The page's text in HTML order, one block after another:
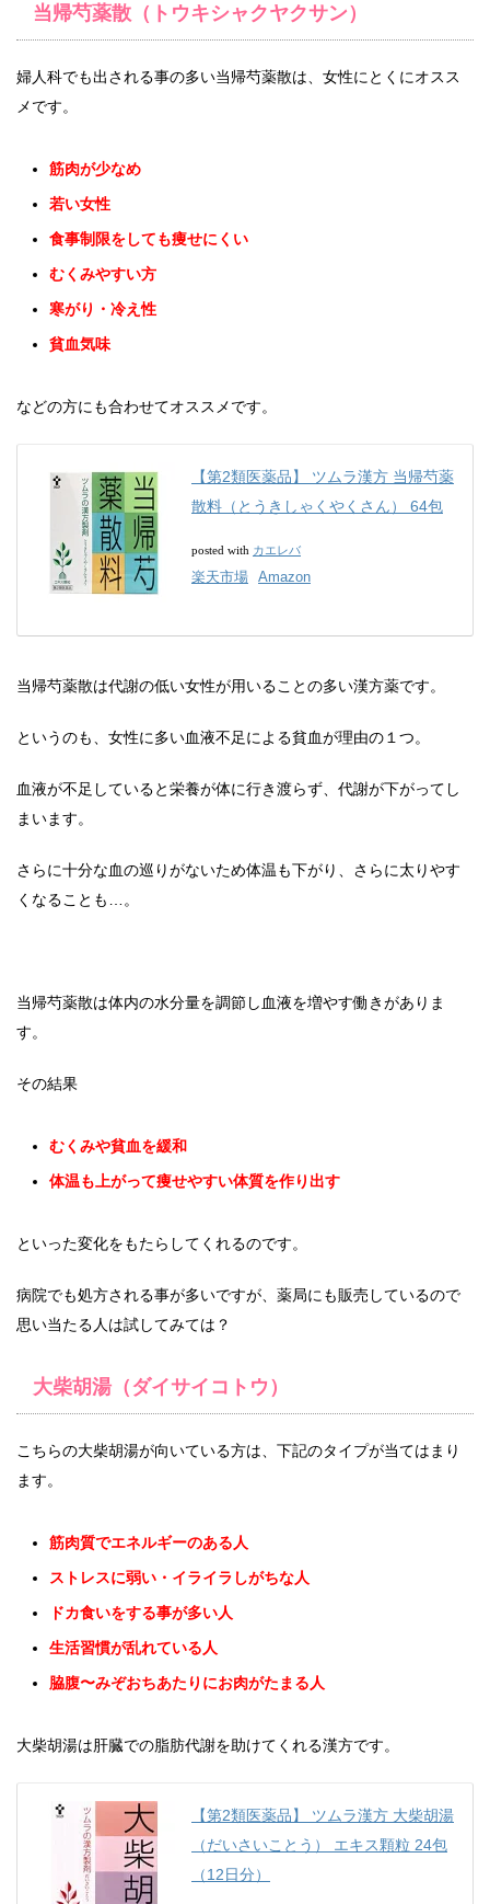
当帰芍薬散（トウキシャクヤクサン）
婦人科でも出される事の多い当帰芍薬散は、女性にとくにオスス
メです。
筋肉が少なめ
若い女性
食事制限をしても痩せにくい
むくみやすい方
寒がり・冷え性
貧血気味
などの方にも合わせてオススメです。
【第2類医薬品】 ツムラ漢方 当帰芍薬
散料（とうきしゃくやくさん） 64包
posted with カエレバ
楽天市場 Amazon
当帰芍薬散は代謝の低い女性が用いることの多い漢方薬です。
というのも、女性に多い血液不足による貧血が理由の１つ。
血液が不足していると栄養が体に行き渡らず、代謝が下がってし
まいます。
さらに十分な血の巡りがないため体温も下がり、さらに太りやす
くなることも…。
当帰芍薬散は体内の水分量を調節し血液を増やす働きがありま
す。
その結果
むくみや貧血を緩和
体温も上がって痩せやすい体質を作り出す
といった変化をもたらしてくれるのです。
病院でも処方される事が多いですが、薬局にも販売しているので
思い当たる人は試してみては？
大柴胡湯（ダイサイコトウ）
こちらの大柴胡湯が向いている方は、下記のタイプが当てはまり
ます。
筋肉質でエネルギーのある人
ストレスに弱い・イライラしがちな人
ドカ食いをする事が多い人
生活習慣が乱れている人
脇腹〜みぞおちあたりにお肉がたまる人
大柴胡湯は肝臓での脂肪代謝を助けてくれる漢方です。
【第2類医薬品】 ツムラ漢方 大柴胡湯
（だいさいことう） エキス顆粒 24包
（12日分）